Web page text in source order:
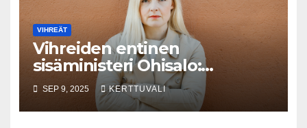
VIHREÄT
Vihreiden entinen
sisäministeri Ohisalo:
Äärioikeistoa koskevan tiedon
rajoittaminen Supon
nettisivuilla on vaarallista
SEP 9, 2025 KERTTUVALI